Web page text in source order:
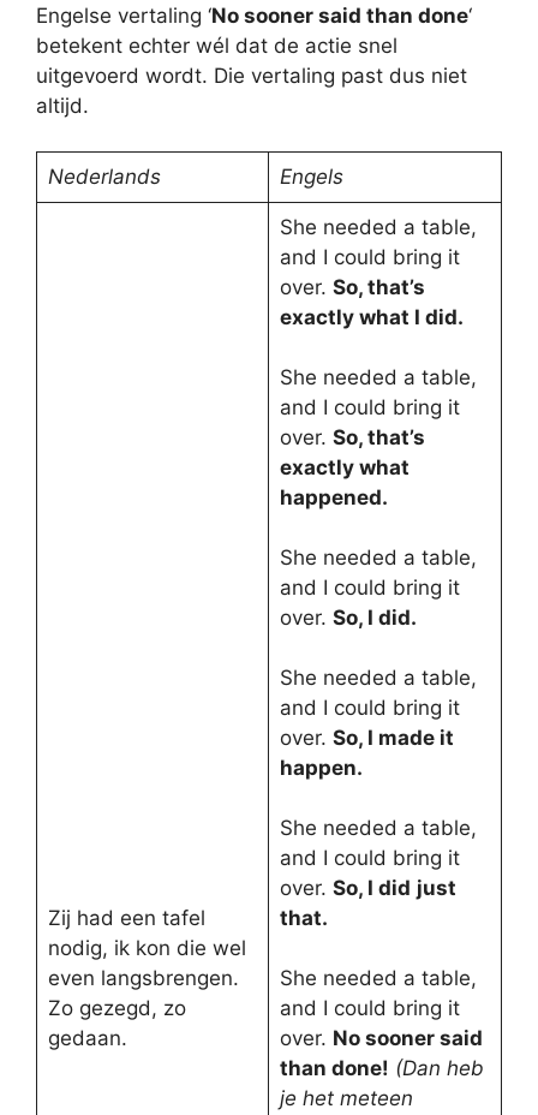
Engelse vertaling ‘No sooner said than done‘
betekent echter wél dat de actie snel
uitgevoerd wordt. Die vertaling past dus niet
altijd.
Nederlands Engels
Zij had een tafel
nodig, ik kon die wel
even langsbrengen.
Zo gezegd, zo
gedaan.
She needed a table,
and I could bring it
over. So, that’s
exactly what I did.
She needed a table,
and I could bring it
over. So, that’s
exactly what
happened.
She needed a table,
and I could bring it
over. So, I did.
She needed a table,
and I could bring it
over. So, I made it
happen.
She needed a table,
and I could bring it
over. So, I did just
that.
She needed a table,
and I could bring it
over. No sooner said
than done! (Dan heb
je het meteen